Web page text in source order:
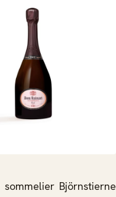
Björnstierne